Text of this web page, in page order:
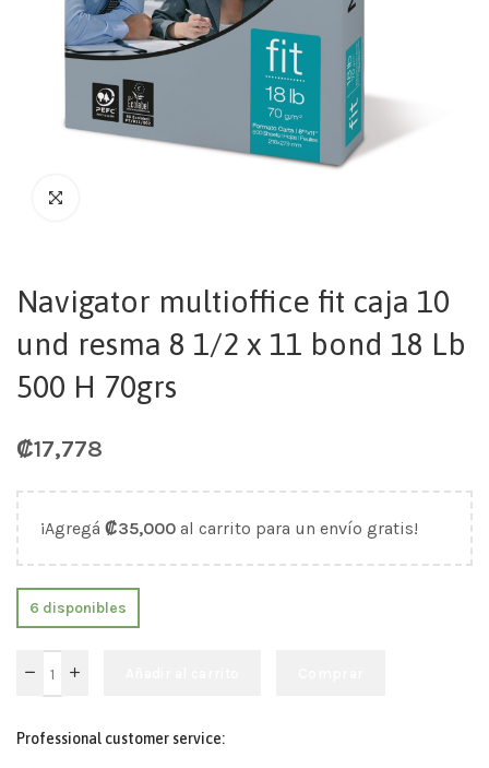
Navigator multioffice fit caja 10
und resma 8 1/2 x 11 bond 18 Lb
500 H 70grs
₡17,778
¡Agregá ₡35,000 al carrito para un envío gratis!
6 disponibles
Professional customer service: